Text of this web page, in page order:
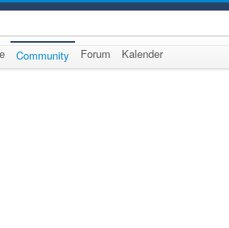
Community Forum Kalender